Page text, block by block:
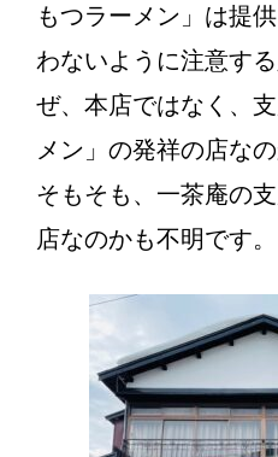
もつラーメン」は提
わないように注意す
ぜ、本店ではなく、
メン」の発祥の店な
そもそも、一茶庵の
店なのかも不明です。